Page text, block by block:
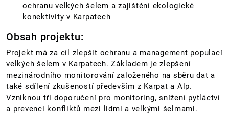
ochranu velkých šelem a zajištění ekologické
konektivity v Karpatech
Obsah projektu:
Projekt má za cíl zlepšit ochranu a management populací
velkých šelem v Karpatech. Základem je zlepšení
mezinárodního monitorování založeného na sběru dat a
také sdílení zkušeností především z Karpat a Alp.
Vzniknou tři doporučení pro monitoring, snížení pytláctví
a prevenci konfliktů mezi lidmi a velkými šelmami.